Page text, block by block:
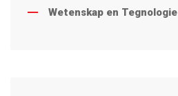
Wetenskap en Tegnologie